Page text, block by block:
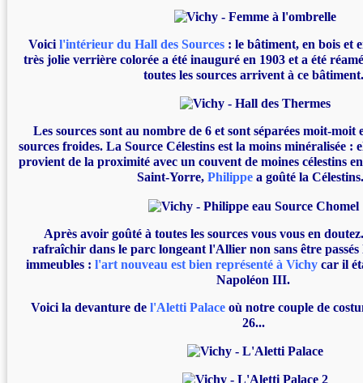
Voici l'intérieur du Hall des Sources : le bâtiment, en bois et
très jolie verrière colorée a été inauguré en 1903 et a été
toutes les sources arrivent à ce bâtiment.
Les sources sont au nombre de 6 et sont séparées moit-moit
sources froides. La Source Célestins est la moins minéralisée :
provient de la proximité avec un couvent de moines célestins
Saint-Yorre, Philippe a goûté la
Après avoir goûté à toutes les sources vous vous en
rafraîchir dans le parc longeant l'Allier non sans être passés
immeubles : l'art nouveau est bien représenté à Vichy car il
Napoléon III.
Voici la devanture del'Aletti Palace où notre couple de
26...